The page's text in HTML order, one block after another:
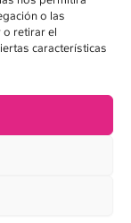
o las
retirar el
características